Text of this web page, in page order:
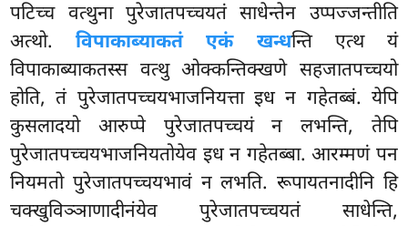
पटिच्च वत्थुना पुरेजातपच्चयतं साधेन्तेन उप्पज्जन्तीति
अत्थो.विपाकाब्याकतं एकं खन्धन्ति एत्थ यं
विपाकाब्याकतस्स वत्थु ओक्कन्तिक्खणे सहजातपच्चयो
होति, तं पुरेजातपच्चयभाजनियत्ता इध न गहेतब्बं. येपि
कुसलादयो आरुप्पे पुरेजातपच्चयं न लभन्ति, तेपि
पुरेजातपच्चयभाजनियतोयेव इध न गहेतब्बा. आरम्मणं पन
नियमतो पुरेजातपच्चयभावं न लभति. रूपायतनादीनि हि
चक्खुविञ्ञाणादीनंयेव पुरेजातपच्चयतं साधेन्ति,